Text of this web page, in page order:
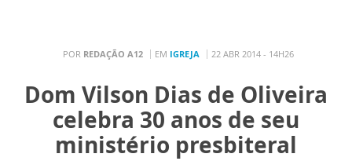
POR REDAÇÃO A12 EM IGREJA 22 ABR 2014 - 14H26
Dom Vilson Dias de Oliveira
celebra 30 anos de seu
ministério presbiteral